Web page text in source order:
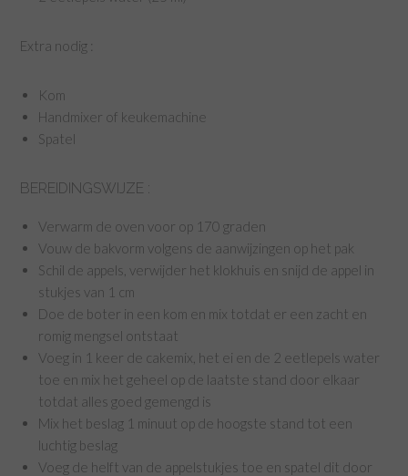
Extra nodig :
Kom
Handmixer of keukemachine
Spatel
BEREIDINGSWIJZE :
Verwarm de oven voor op 170 graden
Vouw de bakvorm volgens de aanwijzingen op het pak
Schil de appels, verwijder het klokhuis en snijd de appel in
stukjes van 1 cm
Doe de boter in een kom en mix totdat er een zacht en
romig mengsel ontstaat
Voeg in 1 keer de cakemix, het ei en de 2 eetlepels water
toe en mix het geheel op de laatste stand door elkaar
totdat alles goed gemengd is
Mix het beslag 1 minuut op de hoogste stand tot een
luchtig beslag
Voeg de helft van de appelstukjes toe en spatel dit door